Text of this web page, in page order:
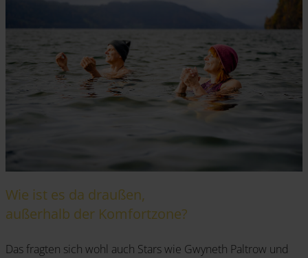
Wie ist es da draußen,
außerhalb der Komfortzone?
Das fragten sich wohl auch Stars wie Gwyneth Paltrow und